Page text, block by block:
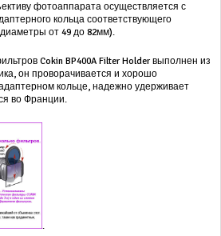
фотоаппарата осуществляется с
кольца соответствующего
от 49 до 82мм).
Cokin BP400A Filter Holder выполнен из
он проворачивается и хорошо
кольце, надежно удерживает
во Франции.
.